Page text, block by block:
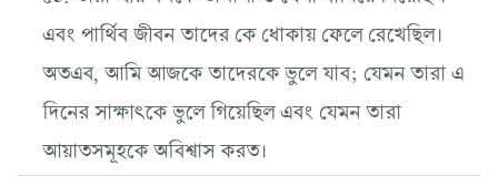
এবং পার্থিব জীবন তাদের কে ধোকায় ফেলে রেখেছিল।
অতএব, আমি আজকে তাদেরকে ভুলে যাব; যেমন তারা এ
দিনের সাক্ষাৎকে ভুলে গিয়েছিল এবং যেমন তারা
আয়াতসমূহকে অবিশ্বাস করত।